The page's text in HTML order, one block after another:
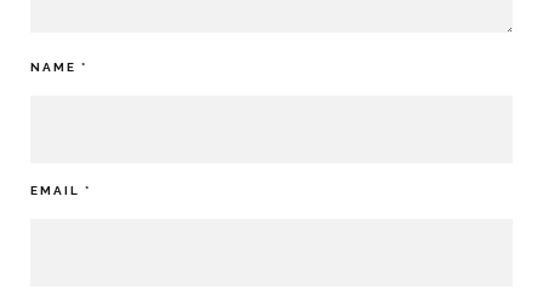
NAME *
EMAIL *